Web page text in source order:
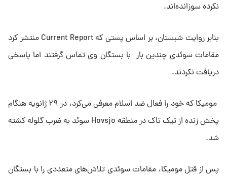
نکرده سوزانده‌اند.
بنابر روایت شبستان، بر اساس پستی که Current Report منتشر کرد
مقامات سوئدی چندین بار با بستگان وی تماس گرفتند اما پاسخی
دریافت نکردند.
مومیکا که خود را فعال ضد اسلام معرفی می‌کرد، در ۲۹ ژانویه هنگام
پخش زنده از تیک تاک در منطقه Hovsjo سوئد به ضرب گلوله کشته
شد.
پس از قتل مومیکا، مقامات سوئدی تلاش‌های متعددی را با بستگان